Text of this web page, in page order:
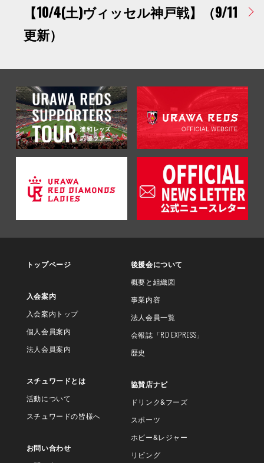
【10/4(土)ヴィッセル神戸戦】（9/11
更新）
トップページ
入会案内
入会案内トップ
個人会員案内
法人会員案内
スチュワードとは
活動について
スチュワードの皆様へ
お問い合わせ
後援会について
概要と組織図
事業内容
法人会員一覧
会報誌 「RD EXPRESS」
歴史
協賛店ナビ
ドリンク&フーズ
スポーツ
ホビー&レジャー
リビング